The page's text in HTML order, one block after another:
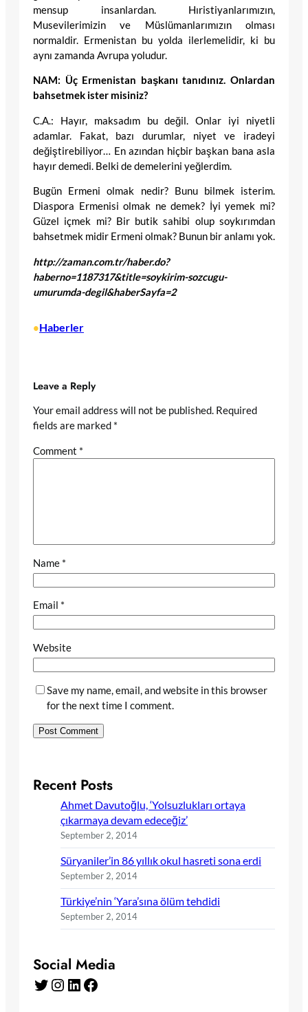
mensup insanlardan. Hıristiyanlarımızın,
Musevilerimizin ve Müslümanlarımızın olması
normaldir. Ermenistan bu yolda ilerlemelidir, ki bu
aynı zamanda Avrupa yoludur.
NAM: Üç Ermenistan başkanı tanıdınız. Onlardan
bahsetmek ister misiniz?
C.A.: Hayır, maksadım bu değil. Onlar iyi niyetli
adamlar. Fakat, bazı durumlar, niyet ve iradeyi
değiştirebiliyor… En azından hiçbir başkan bana asla
hayır demedi. Belki de demelerini yeğlerdim.
Bugün Ermeni olmak nedir? Bunu bilmek isterim.
Diaspora Ermenisi olmak ne demek? İyi yemek mi?
Güzel içmek mi? Bir butik sahibi olup soykırımdan
bahsetmek midir Ermeni olmak? Bunun bir anlamı yok.
http://zaman.com.tr/haber.do?
haberno=1187317&title=soykirim-sozcugu-
umurumda-degil&haberSayfa=2
•Haberler
Leave a Reply
Your email address will not be published. Required
fields are marked *
Comment *
Name *
Email *
Website
Save my name, email, and website in this browser
for the next time I comment.
Recent Posts
Ahmet Davutoğlu, ‘Yolsuzlukları ortaya
çıkarmaya devam edeceğiz’
September 2, 2014
Süryaniler’in 86 yıllık okul hasreti sona erdi
September 2, 2014
Türkiye’nin ‘Yara’sına ölüm tehdidi
September 2, 2014
Social Media
Twitter Instagram LinkedIn Facebook